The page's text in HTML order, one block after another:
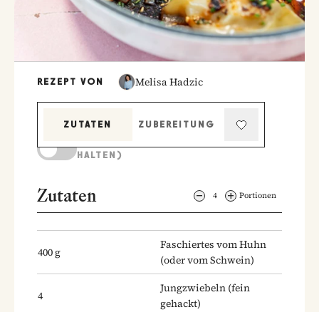
REZEPT VON Melisa Hadzic
ZUTATEN
ZUBEREITUNG
HALTEN)
Zutaten 4 Portionen
400g
Faschiertes vom Huhn
(oder vom Schwein)
4
Jungzwiebeln (fein
gehackt)